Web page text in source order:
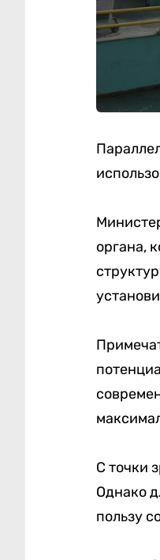
органа,
С точки
Однако
пользу